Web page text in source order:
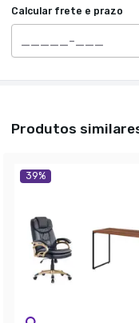
Calcular frete e prazo
Produtos
39%